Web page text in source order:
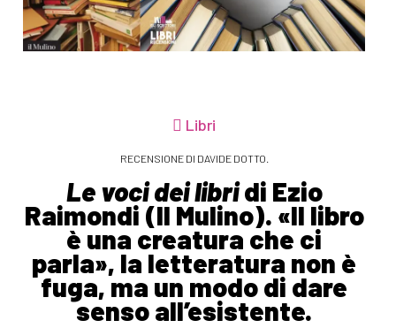
Libri
RECENSIONE DI DAVIDE DOTTO.
Le voci dei libridi Ezio
Raimondi (Il Mulino). «Il libro
è una creatura che ci
parla», la letteratura non è
fuga, ma un modo di dare
senso all’esistente.